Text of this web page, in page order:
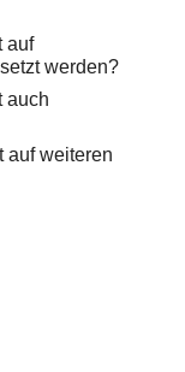
auf
werden?
auch
auf weiteren